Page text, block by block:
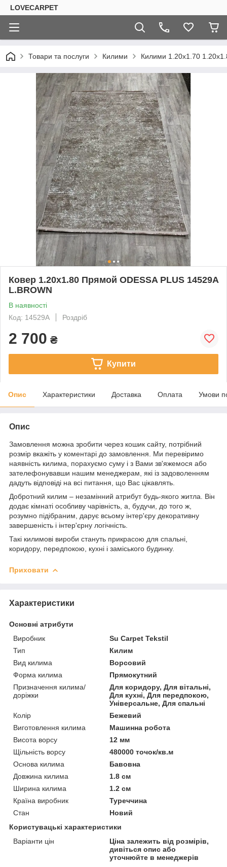
LOVECARPET
Товари та послуги Килими Килими 1.20х1.70
Ковер 1.20х1.80 Прямой ODESSA PLUS 14529A
L.BROWN
В наявності
Код: 14529A
Роздріб
2 700 ₴
Купити
Опис Характеристики Доставка Оплата Умови
Опис
Замовлення можна зробити через кошик сайту, потрібний
розмір вкажіть у коментарі до замовлення. Ми перевіримо
наявність килима, порахуємо суму і з Вами зв'яжемося або
зателефонувавши нашим менеджерам, які із задоволенням
дадуть відповіді на всі питання, що Вас цікавлять.
Добротний килим – незамінний атрибут будь-якого житла. Він
додає кімнаті особливу чарівність, а, будучи, до того ж,
розумно підібраним, дарує всьому інтер'єру декоративну
завершеність і інтер'єрну логічність.
Такі килимові вироби стануть прикрасою для спальні,
коридору, передпокою, кухні і заміського будинку.
Приховати
Характеристики
Основні атрибути
Виробник
Su Carpet Tekstil
Тип
Килим
Вид килима
Ворсовий
Форма килима
Прямокутний
Призначення килима/
доріжки
Для коридору, Для вітальні,
Для кухні, Для передпокою,
Універсальне, Для спальні
Колір
Бежевий
Виготовлення килима
Машинна робота
Висота ворсу
12 мм
Щільність ворсу
480000 точок/кв.м
Основа килима
Бавовна
Довжина килима
1.8 см
Ширина килима
1.2 см
Країна виробник
Туреччина
Стан
Новий
Користувацькі характеристики
Варіанти цін
Ціна залежить від розмірів,
дивіться опис або
уточнюйте в менеджерів